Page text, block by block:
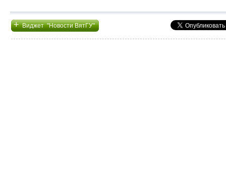
+Виджет "Новости ВятГУ"